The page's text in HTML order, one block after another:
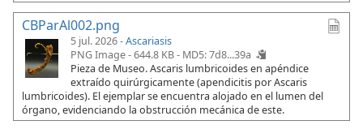
CBParAl002.png
5 jul. 2026 -Ascariasis
PNG Image - 644.8 KB - MD5: 7d8...39a
Pieza de Museo. Ascaris lumbricoides en apéndice
extraído quirúrgicamente (apendicitis por Ascaris
lumbricoides). El ejemplar se encuentra alojado en el lumen del
órgano, evidenciando la obstrucción mecánica de este.